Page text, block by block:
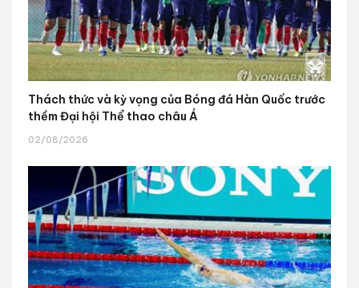
Thách thức và kỳ vọng của Bóng đá Hàn Quốc trước
thềm Đại hội Thể thao châu Á
02/08/2026